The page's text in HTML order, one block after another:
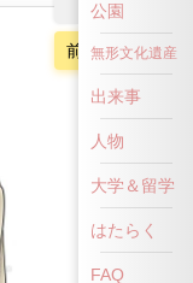
前へ戻る
公園
無形文化遺産
出来事
人物
大学＆留学
はたらく
FAQ